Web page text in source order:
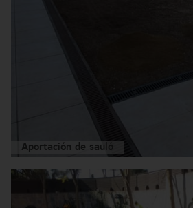
Aportación de sauló